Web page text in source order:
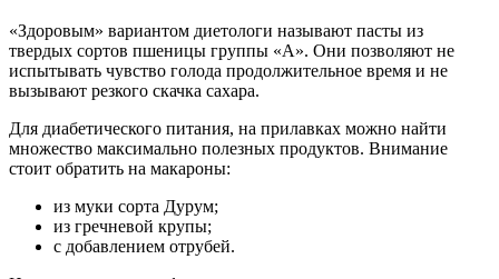
«Здоровым» вариантом диетологи называют пасты из
твердых сортов пшеницы группы «А». Они позволяют не
испытывать чувство голода продолжительное время и не
вызывают резкого скачка сахара.
Для диабетического питания, на прилавках можно найти
множество максимально полезных продуктов. Внимание
стоит обратить на макароны:
из муки сорта Дурум;
из гречневой крупы;
с добавлением отрубей.